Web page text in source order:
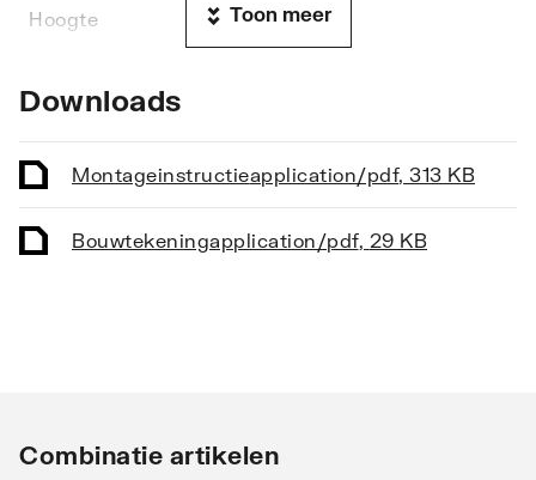
Hoogte 1710
Vorm stralingsbuis Rond
Vorm collector Rond
Toon meer
Downloads
Montageinstructieapplication/pdf, 313 KB
Bouwtekeningapplication/pdf, 29 KB
Combinatie artikelen